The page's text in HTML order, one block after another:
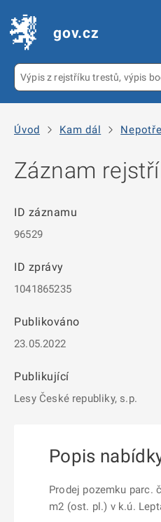
gov.cz
Úvod Kam dál
Záznam
ID záznamu
96529
ID zprávy
1041865235
Publikováno
23.05.2022
Publikující
Lesy České republiky, s.p.
Popis
Prodej pozemku parc.
m2 (ost. pl.) v k.ú.